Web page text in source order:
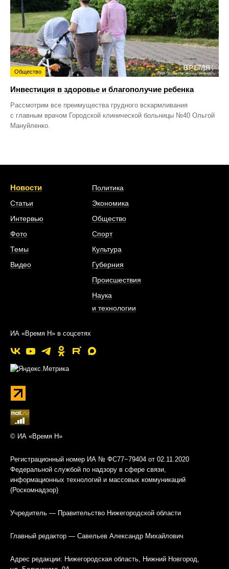
Общество
Инвестиция в здоровье и благополучие ребенка
Рассмотрим все преимущества грудного вскармливания
с главным врачом Городской клинической больницы №40 Ольгой
Мануйленко.
Новости
Статьи
Интервью
Фото
Темы
Видео
Политика
Экономика
Общество
Спорт
Культура
Губерния
Происшествия
Наука
и технологии
ИА «Время Н» в соцсетях
© ИА «Время Н»
Регистрационный номер ИА № ФС77−79404 от 02.11.2020
Федеральной службой по надзору в сфере связи,
информационных технологий и массовых коммуникаций
(Роскомнадзор)
Учредитель — Правительство Нижегородской области
Главный редактор — Савельев Александр Михайлович
Адрес редакции: Нижегородская область, Нижний Новгород,